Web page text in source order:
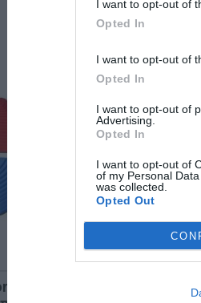
I want to opt-out of
Opted In
I want to opt-out of
Opted In
I want to opt-out of
Advertising.
Opted In
I want to opt-out of
of my Personal
was collected.
Opted Out
Hilltops –